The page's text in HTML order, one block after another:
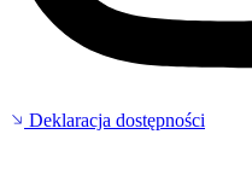
Deklaracja dostępności